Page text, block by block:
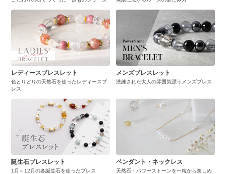
レディースブレスレット
色とりどりの天然石を使ったレディースブ
レス
メンズブレスレット
洗練された大人の雰囲気漂うメンズブレス
誕生石ブレスレット
1月～12月の各誕生石を使ったブレス
ペンダント・ネックレス
天然石・パワーストーンを一粒から楽しめ